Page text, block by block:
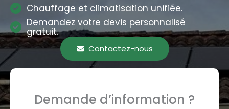
Chauffage et climatisation unifiée.
Demandez votre devis personnalisé
gratuit.
Contactez-nous
Demande d’information ?